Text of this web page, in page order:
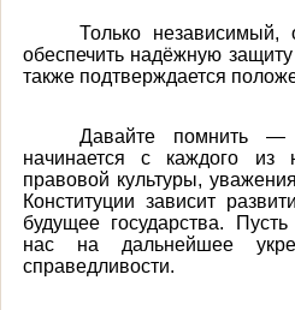
Только независимый,
обеспечить надёжную
также подтверждается
Давайте помнить —
начинается с каждого
правовой культуры,
Конституции зависит
будущее государства.
нас на дальнейшее
справедливости.